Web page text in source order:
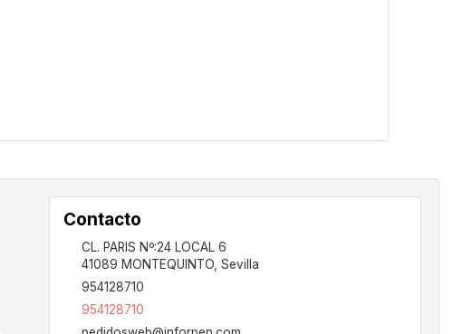
Contacto
CL. PARIS Nº:24 LOCAL 6
41089 MONTEQUINTO, Sevilla
954128710
954128710